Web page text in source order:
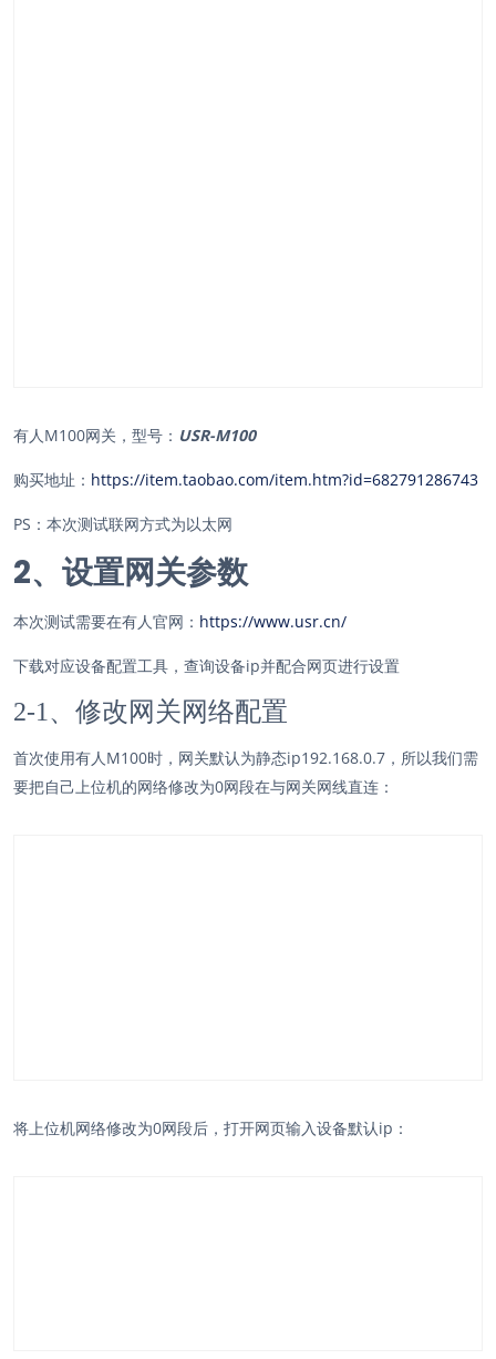
有人M100网关，型号： USR-M100
购买地址： https://item.taobao.com/item.htm?id=682791286743
PS：本次测试联网方式为以太网
2、设置网关参数
本次测试需要在有人官网： https://www.usr.cn/
下载对应设备配置工具，查询设备ip并配合网页进行设置
2-1、修改网关网络配置
首次使用有人M100时，网关默认为静态ip192.168.0.7，所以我们需
要把自己上位机的网络修改为0网段在与网关网线直连：
将上位机网络修改为0网段后，打开网页输入设备默认ip：